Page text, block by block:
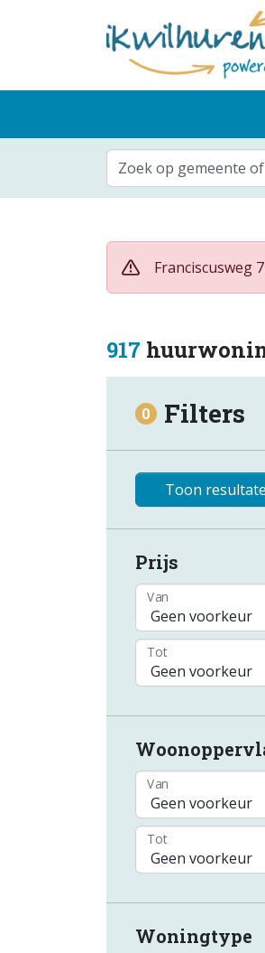
Zoek op gemeente of
Franciscusweg
917
0 Filters
Toon
Prijs
Van
Tot
Van
Tot
Woningtype